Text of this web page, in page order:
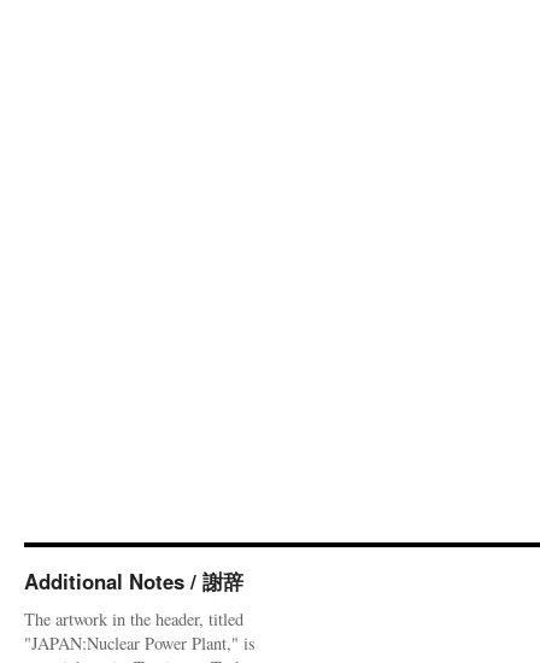
Additional Notes / 謝辞
The artwork in the header, titled
"JAPAN:Nuclear Power Plant," is